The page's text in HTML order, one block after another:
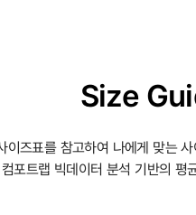
Size
이즈표를 참고하여 나에게 맞는
컴포트랩 빅데이터 분석 기반의 평